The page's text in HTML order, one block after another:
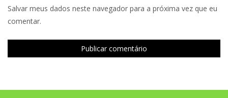
Salvar meus dados neste navegador para a próxima vez que eu
comentar.